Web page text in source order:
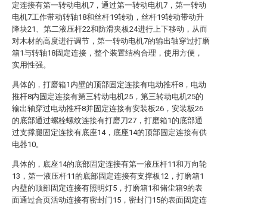
定连接有第一转动电机7，通过第一转动电机7，第一转动
电机7工作带动转轴18和丝杆19转动，丝杆19转动带动升
降块21、第二液压杆22和防滑夹板24进行上下移动，从而
对木材的高度进行调节，第一转动电机7的输出轴穿过打磨
箱1与转轴18固定连接，整个装置结构合理，使用方便，
实用性强。
具体的，打磨箱1内壁的顶部固定连接有电动推杆8，电动
推杆8内固定连接有第三转动电机25，第三转动电机25的
输出轴穿过电动推杆8并固定连接有安装板26，安装板26
的底部通过螺栓螺纹连接有打磨刀27，打磨箱1的底部通
过支撑腿固定连接有底座14，底座14的顶部固定连接有供
电器10。
具体的，底座14的底部固定连接有第一液压杆11和万向轮
13，第一液压杆11的底部固定连接有支撑板12，打磨箱1
内壁的顶部固定连接有照明灯5，打磨箱1和储尘箱9的表
面通过合页活动连接有密封门15，密封门15的表面固定连